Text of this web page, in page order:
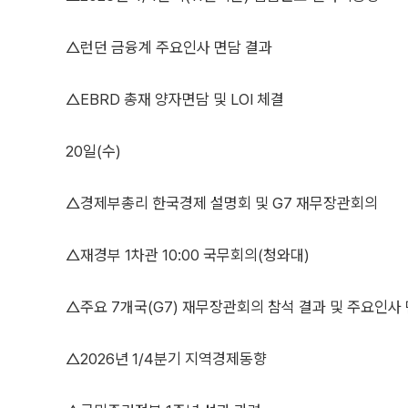
△런던 금융계 주요인사 면담 결과
△EBRD 총재 양자면담 및 LOI 체결
20일(수)
△경제부총리 한국경제 설명회 및 G7 재무장관회의
△재경부 1차관 10:00 국무회의(청와대)
△주요 7개국(G7) 재무장관회의 참석 결과 및 주요인사
△2026년 1/4분기 지역경제동향